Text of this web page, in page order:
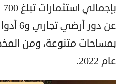
عن دور
بمساحات متنوعة، ومن
عام 2022.